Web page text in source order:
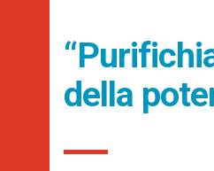
della